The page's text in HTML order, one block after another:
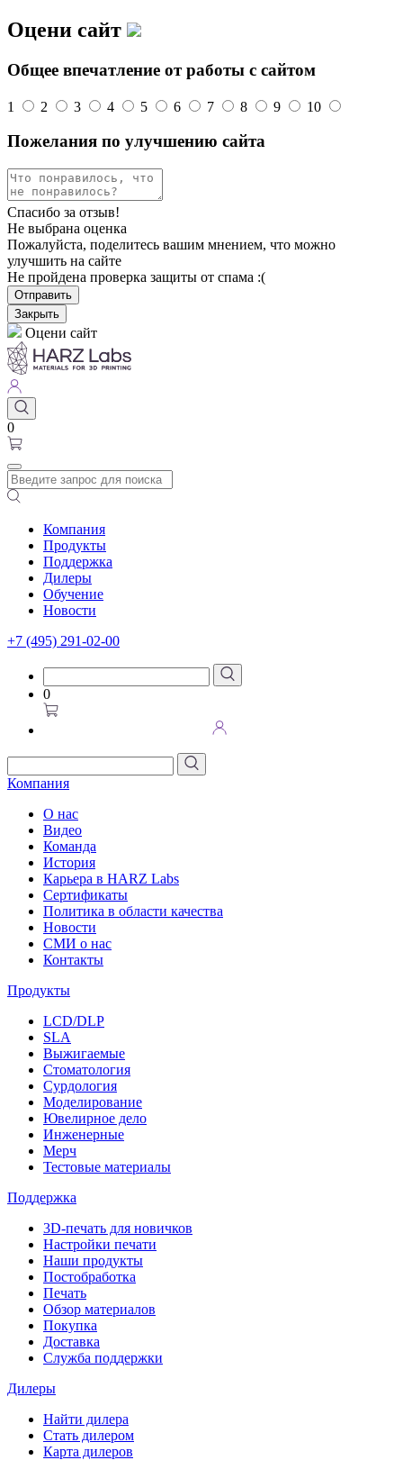
Оцени сайт
Общее впечатление от работы с сайтом
1 2 3 4 5 6 7 8 9 10
Пожелания по улучшению сайта
Спасибо за отзыв!
Не выбрана оценка
Пожалуйста, поделитесь вашим мнением, что можно
улучшить на сайте
Не пройдена проверка защиты от спама :(
Отправить
Закрыть
Оцени сайт
0
Компания
Продукты
Поддержка
Дилеры
Обучение
Новости
+7 (495) 291-02-00
0
Компания
О нас
Видео
Команда
История
Карьера в HARZ Labs
Сертификаты
Политика в области качества
Новости
СМИ о нас
Контакты
Продукты
LCD/DLP
SLA
Выжигаемые
Стоматология
Сурдология
Моделирование
Ювелирное дело
Инженерные
Мерч
Тестовые материалы
Поддержка
3D-печать для новичков
Настройки печати
Наши продукты
Постобработка
Печать
Обзор материалов
Покупка
Доставка
Служба поддержки
Дилеры
Найти дилера
Cтать дилером
Карта дилеров